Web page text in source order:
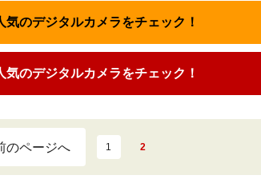
のデジタルカメラをチェック！
気のデジタルカメラをチェック！
のページへ 1 2